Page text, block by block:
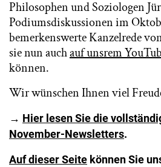
Philosophen und Soziologen
Podiumsdiskussionen im
bemerkenswerte Kanzelrede
sie nun auchauf unsrem
können.
Wir wünschen Ihnen viel
→ Hier lesen Sie die
November-Newsletters.
Auf dieser Seite können Sie